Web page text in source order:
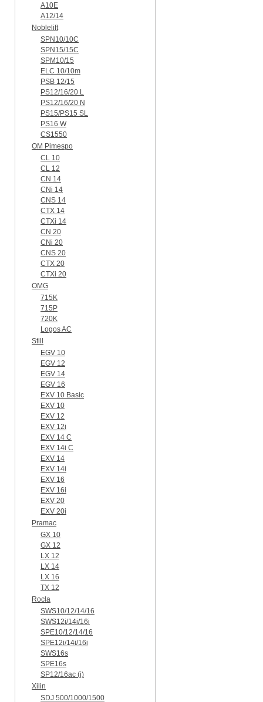
A10E
A12/14
Noblelift
SPN10/10C
SPN15/15C
SPM10/15
ELC 10/10m
PSB 12/15
PS12/16/20 L
PS12/16/20 N
PS15/PS15 SL
PS16 W
CS1550
OM Pimespo
CL 10
CL 12
CN 14
CNi 14
CNS 14
CTX 14
CTXi 14
CN 20
CNi 20
CNS 20
CTX 20
CTXi 20
OMG
715K
715P
720K
Logos AC
Still
EGV 10
EGV 12
EGV 14
EGV 16
EXV 10 Basic
EXV 10
EXV 12
EXV 12i
EXV 14 C
EXV 14i C
EXV 14
EXV 14i
EXV 16
EXV 16i
EXV 20
EXV 20i
Pramac
GX 10
GX 12
LX 12
LX 14
LX 16
TX 12
Rocla
SWS10/12/14/16
SWS12i/14i/16i
SPE10/12/14/16
SPE12i/14i/16i
SWS16s
SPE16s
SP12/16ac (i)
Xilin
SDJ 500/1000/1500